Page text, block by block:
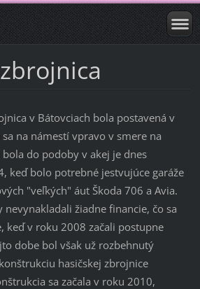
v Bátovciach bola postavená v
na námestí vpravo v smere na
do podoby v akej je dnes
keď bolo potrebné jestvujúce garáže
"veľkých" áut Škoda 706 a Avia.
nevynakladali žiadne financie, čo sa
keď v roku 2008 začali postupne
dobe bol však už rozbehnutý
hasičskej zbrojnice
sa začala v roku 2010,